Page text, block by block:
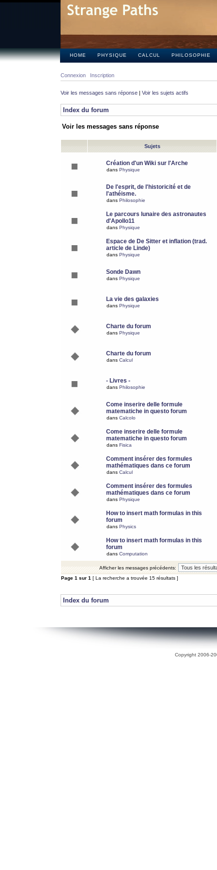
HOME PHYSIQUE CALCUL PHILOSOPHIE
Connexion Inscription
Voir les messages sans réponse | Voir les sujets actifs
Index du forum
Voir les messages sans réponse
Sujets
Création d'un Wiki sur l'Arche
dans Physique
De l'esprit, de l'historicité et de
l'athéisme.
dans Philosophie
Le parcours lunaire des astronautes
d'Apollo11
dans Physique
Espace de De Sitter et inflation (trad.
article de Linde)
dans Physique
Sonde Dawn
dans Physique
La vie des galaxies
dans Physique
Charte du forum
dans Physique
Charte du forum
dans Calcul
- Livres -
dans Philosophie
Come inserire delle formule
matematiche in questo forum
dans Calcolo
Come inserire delle formule
matematiche in questo forum
dans Fisica
Comment insérer des formules
mathématiques dans ce forum
dans Calcul
Comment insérer des formules
mathématiques dans ce forum
dans Physique
How to insert math formulas in this
forum
dans Physics
How to insert math formulas in this
forum
dans Computation
Afficher les messages précédents:
Page 1 sur 1 [ La recherche a trouvée 15 résultats ]
Index du forum
Copyright 2006-